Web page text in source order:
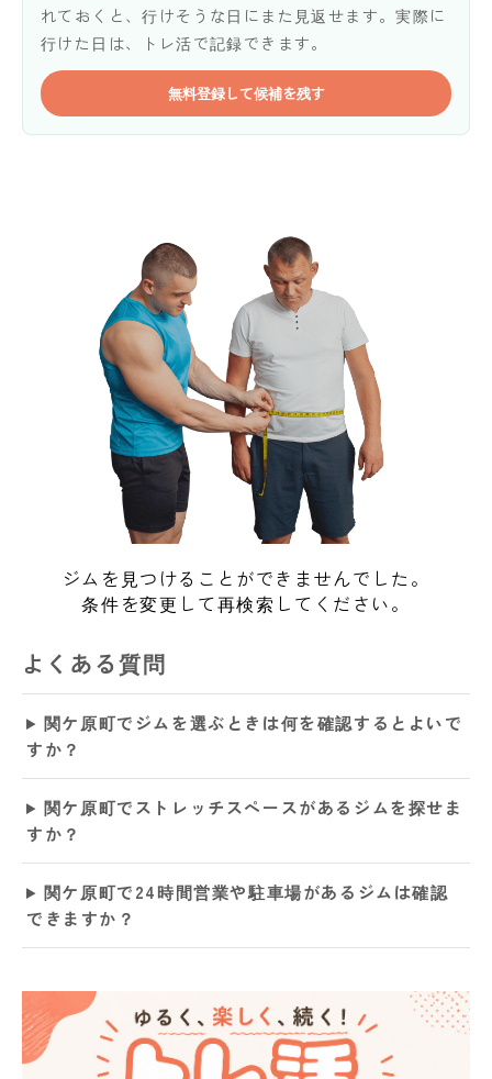
れておくと、行けそうな日にまた見返せます。実際に
行けた日は、トレ活で記録できます。
無料登録して候補を残す
ジムを見つけることができませんでした。
条件を変更して再検索してください。
よくある質問
関ケ原町でジムを選ぶときは何を確認するとよいで
すか？
関ケ原町でストレッチスペースがあるジムを探せま
すか？
関ケ原町で24時間営業や駐車場があるジムは確認
できますか？